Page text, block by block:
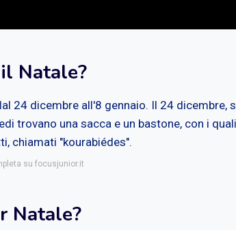
Natale?
24 dicembre all'8 gennaio. Il 24 dicembre,
trovano una sacca e un bastone, con i
chiamati "kourabiédes".
su focusjunior.it
Natale?